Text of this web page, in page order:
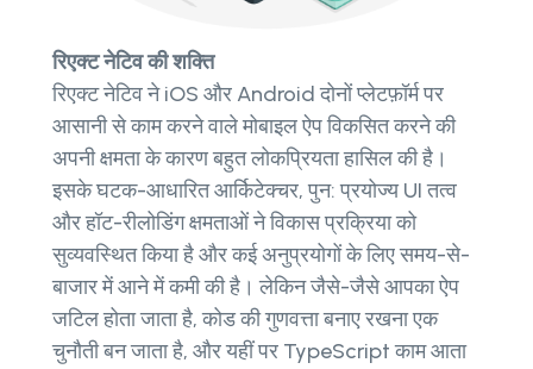
रिएक्ट नेटिव की शक्ति
रिएक्ट नेटिव ने iOS और Android दोनों प्लेटफ़ॉर्म पर
आसानी से काम करने वाले मोबाइल ऐप विकसित करने की
अपनी क्षमता के कारण बहुत लोकप्रियता हासिल की है।
इसके घटक-आधारित आर्किटेक्चर, पुन: प्रयोज्य UI तत्व
और हॉट-रीलोडिंग क्षमताओं ने विकास प्रक्रिया को
सुव्यवस्थित किया है और कई अनुप्रयोगों के लिए समय-से-
बाजार में आने में कमी की है। लेकिन जैसे-जैसे आपका ऐप
जटिल होता जाता है, कोड की गुणवत्ता बनाए रखना एक
चुनौती बन जाता है, और यहीं पर TypeScript काम आता